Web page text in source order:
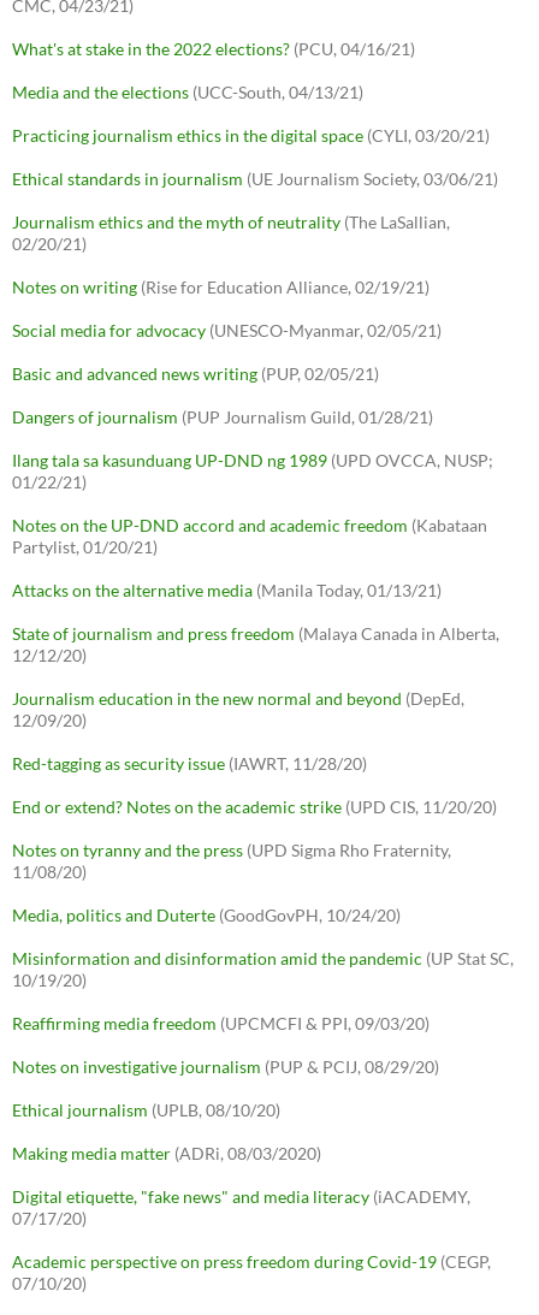
CMC, 04/23/21)
What's at stake in the 2022 elections? (PCU, 04/16/21)
Media and the elections (UCC-South, 04/13/21)
Practicing journalism ethics in the digital space (CYLI, 03/20/21)
Ethical standards in journalism (UE Journalism Society, 03/06/21)
Journalism ethics and the myth of neutrality (The LaSallian,
02/20/21)
Notes on writing (Rise for Education Alliance, 02/19/21)
Social media for advocacy (UNESCO-Myanmar, 02/05/21)
Basic and advanced news writing (PUP, 02/05/21)
Dangers of journalism (PUP Journalism Guild, 01/28/21)
Ilang tala sa kasunduang UP-DND ng 1989 (UPD OVCCA, NUSP;
01/22/21)
Notes on the UP-DND accord and academic freedom (Kabataan
Partylist, 01/20/21)
Attacks on the alternative media (Manila Today, 01/13/21)
State of journalism and press freedom (Malaya Canada in Alberta,
12/12/20)
Journalism education in the new normal and beyond (DepEd,
12/09/20)
Red-tagging as security issue (IAWRT, 11/28/20)
End or extend? Notes on the academic strike (UPD CIS, 11/20/20)
Notes on tyranny and the press (UPD Sigma Rho Fraternity,
11/08/20)
Media, politics and Duterte (GoodGovPH, 10/24/20)
Misinformation and disinformation amid the pandemic (UP Stat SC,
10/19/20)
Reaffirming media freedom (UPCMCFI & PPI, 09/03/20)
Notes on investigative journalism (PUP & PCIJ, 08/29/20)
Ethical journalism (UPLB, 08/10/20)
Making media matter (ADRi, 08/03/2020)
Digital etiquette, "fake news" and media literacy (iACADEMY,
07/17/20)
Academic perspective on press freedom during Covid-19 (CEGP,
07/10/20)